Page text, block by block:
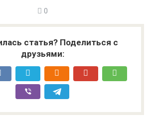
0
статья? Поделиться с
друзьями: